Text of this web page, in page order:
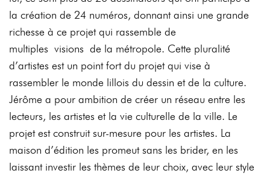
la création de 24 numéros,donnant ainsi une grande
richesse à ce projet qui rassemble de
multiplesvisions de la métropole. Cette pluralité
d’artistes est un point fort du projet qui vise à
rassembler le monde lillois du dessin et de la culture.
Jérôme a pour ambition de créer un réseau entre les
lecteurs, les artistes et la vie culturelle de la ville. Le
projet est construit sur-mesure pour les artistes. La
maison d’édition les promeut sans les brider, en les
laissant investir les thèmes de leur choix, avec leur style